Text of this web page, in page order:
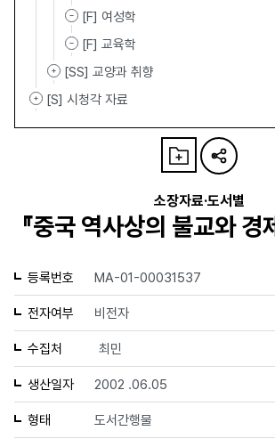
[F] 여성학
[F] 교육학
[SS] 교양과 취향
[S] 시청각 자료
소장자료·도서별
『중국 역사상의 불교와 경
등록번호 MA-01-00031537
전자여부 비전자
수집처 최민
생산일자 2002 .06.05
형태 도서간행물